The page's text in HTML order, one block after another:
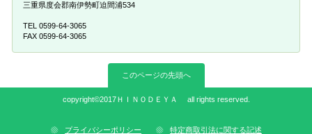
このページの先頭へ
三重県度会郡南伊勢町迫間浦534
TEL 0599-64-3065
FAX 0599-64-3065
copyright©2017ＨＩＮＯＤＥＹＡ all rights reserved.
プライバシーポリシー 特定商取引法に関する記述